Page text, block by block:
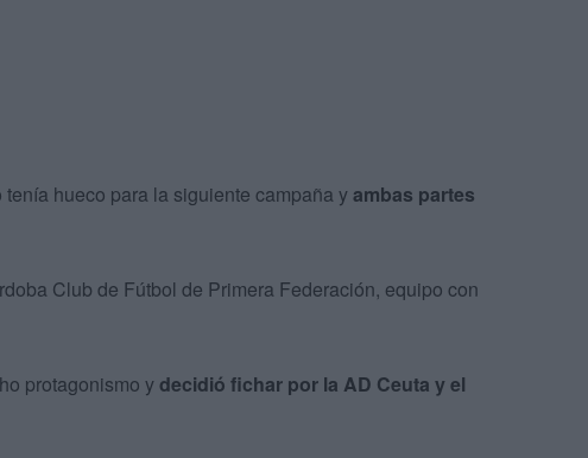
hueco para la siguiente campaña yambas partes
Club de Fútbol de Primera Federación, equipo con
protagonismo ydecidió fichar por la AD Ceuta y el